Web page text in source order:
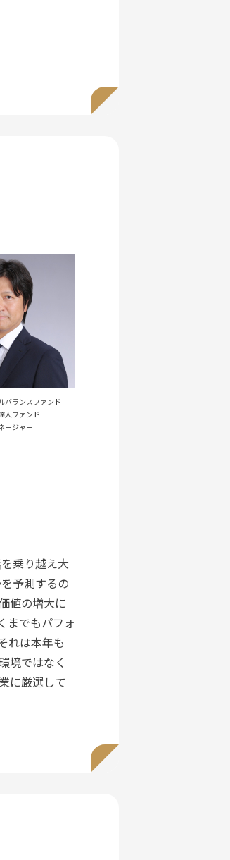
までは
外のこと
ですが）、
体力を維
趣味を見
ように書き
います。
るには何が
取り組む人
お届けする
る会社であ
バランスファンド
人ファンド
ージャー
乗り越え大
予測するの
値の増大に
までもパフォ
れは本年も
境ではなく
に厳選して